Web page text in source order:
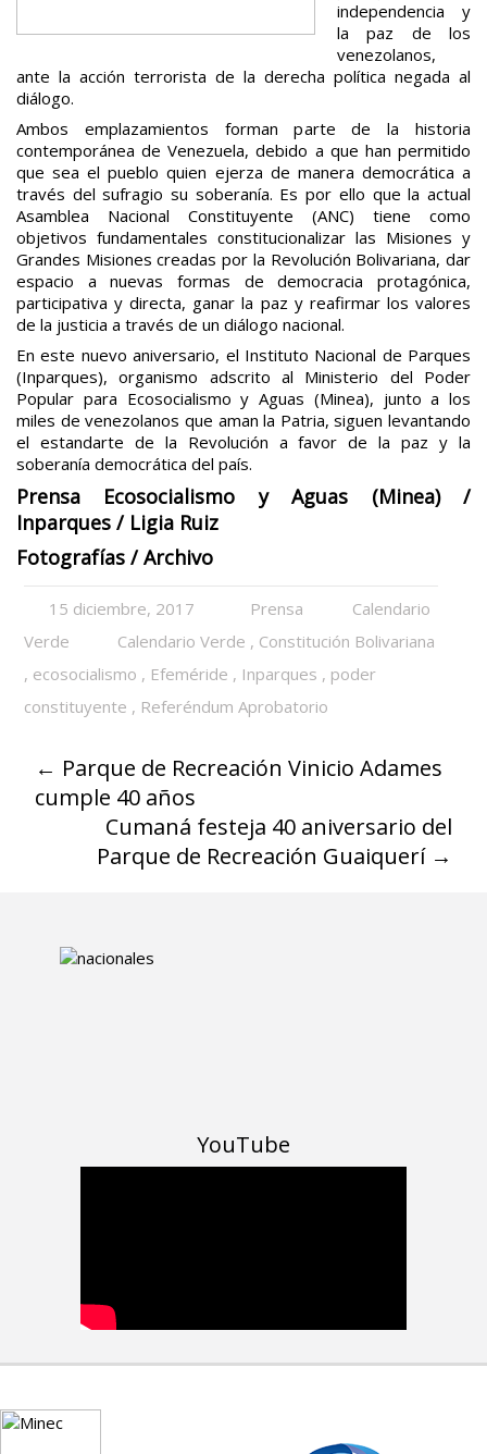
independencia y
la paz de los
venezolanos,
ante la acción terrorista de la derecha política negada al
diálogo.
Ambos emplazamientos forman parte de la historia
contemporánea de Venezuela, debido a que han permitido
que sea el pueblo quien ejerza de manera democrática a
través del sufragio su soberanía. Es por ello que la actual
Asamblea Nacional Constituyente (ANC) tiene como
objetivos fundamentales constitucionalizar las Misiones y
Grandes Misiones creadas por la Revolución Bolivariana, dar
espacio a nuevas formas de democracia protagónica,
participativa y directa, ganar la paz y reafirmar los valores
de la justicia a través de un diálogo nacional.
En este nuevo aniversario, el Instituto Nacional de Parques
(Inparques), organismo adscrito al Ministerio del Poder
Popular para Ecosocialismo y Aguas (Minea), junto a los
miles de venezolanos que aman la Patria, siguen levantando
el estandarte de la Revolución a favor de la paz y la
soberanía democrática del país.
Prensa Ecosocialismo y Aguas (Minea) /
Inparques / Ligia Ruiz
Fotografías / Archivo
15 diciembre, 2017 Prensa
Calendario
Verde
Calendario Verde , Constitución Bolivariana
, ecosocialismo , Efeméride , Inparques , poder
constituyente , Referéndum Aprobatorio
← Parque de Recreación Vinicio Adames
cumple 40 años
Cumaná festeja 40 aniversario del
Parque de Recreación Guaiquerí →
YouTube